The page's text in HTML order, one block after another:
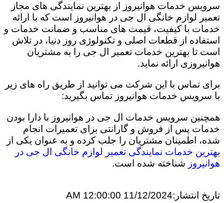
سرویس خدمات هوانیروز از بهترین نمایندگی های مجاز
تعمیر لوازم خانگی ال جی در هوانیروز است که با ارائه
خدمات با کیفیت، قیمت های مناسب و ضمانت خدمات و
استفاده از قطعات اصلی و تکنولوژی روز دنیا، در تلاش
است تا بهترین خدمات تعمیر ال جی را به مشتریان
هوانیروزی ارائه نماید.
برای تماس با این شرکت می توانید از طریق راه های زیر
با سرویس خدمات هوانیروز تماس بگیرید:
همچنین سرویس خدمات ال جی در هوانیروز با دارا بودن
خدمات پس از فروش و گارانتی برای تعمیرات انجام
شده، اطمینان مشتریان را جلب کرده و به عنوان یکی از
بهترین خدمات نمایندگی تعمیر لوازم خانگی ال جی در
هوانیروز شناخته شده است.
تاریخ انتشار:11/12/2024 12:00:00 AM